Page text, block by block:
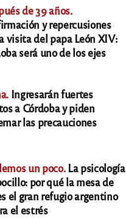
de 39 años.
y repercusiones
visita del papa León XIV:
será uno de los ejes
Ingresarán fuertes
a Córdoba y piden
las precauciones
un poco.La psicología
por qué la mesa de
el gran refugio argentino
el estrés